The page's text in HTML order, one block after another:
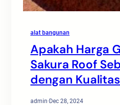
alat bangunan
Apakah Harga
Sakura Roof
dengan
admin·Dec 28, 2024